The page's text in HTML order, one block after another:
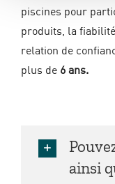
piscines pour
produits, la
relation de
plus de6 ans.
ainsi